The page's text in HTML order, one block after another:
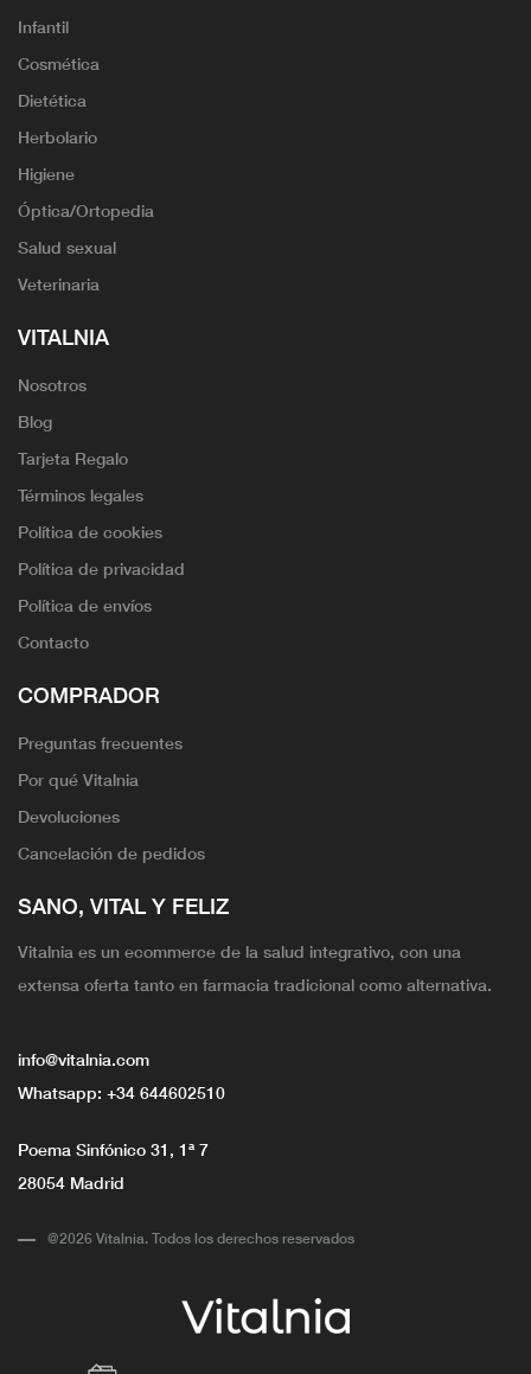
Infantil
Cosmética
Dietética
Herbolario
Higiene
Óptica/Ortopedia
Salud sexual
Veterinaria
VITALNIA
Nosotros
Blog
Tarjeta Regalo
Términos legales
Política de cookies
Política de privacidad
Política de envíos
Contacto
COMPRADOR
Preguntas frecuentes
Por qué Vitalnia
Devoluciones
Cancelación de pedidos
SANO, VITAL Y FELIZ
Vitalnia es un ecommerce de la salud integrativo, con una
extensa oferta tanto en farmacia tradicional como alternativa.
info@vitalnia.com
Whatsapp: +34 644602510
Poema Sinfónico 31, 1ª 7
28054 Madrid
@2026 Vitalnia. Todos los derechos reservados